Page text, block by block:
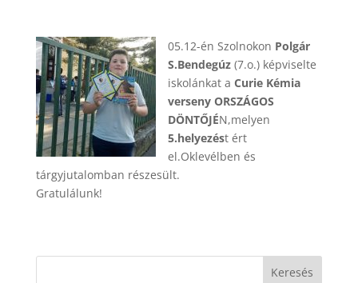
05.12-én Szolnokon Polgár
S.Bendegúz(7.o.) képviselte
iskolánkat a Curie Kémia
verseny ORSZÁGOS
DÖNTŐJÉN,melyen
5.helyezést ért
el.Oklevélben és
tárgyjutalomban részesült.
Gratulálunk!